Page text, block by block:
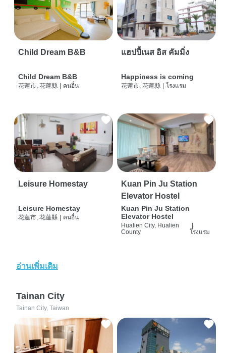
Child Dream B&B
Child Dream B&B
花蓮市, 花蓮縣 คนอื่น
แฮปปี้เนส อิส คัมมิ่ง
Happiness is coming
花蓮市, 花蓮縣 โรงแรม
Leisure Homestay
Leisure Homestay
花蓮市, 花蓮縣 คนอื่น
Kuan Pin Ju Station
Elevator Hostel
Kuan Pin Ju Station
Elevator Hostel
Hualien City, Hualien
County
โรงแรม
อ่านเพิ่มเติม
Tainan City
Tainan City, Taiwan